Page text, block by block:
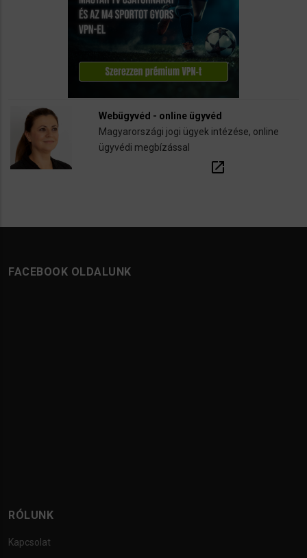
Webügyvéd - online ügyvéd
Magyarországi jogi ügyek intézése, online
ügyvédi megbízással
open_in_new
FACEBOOK OLDALUNK
RÓLUNK
Kapcsolat